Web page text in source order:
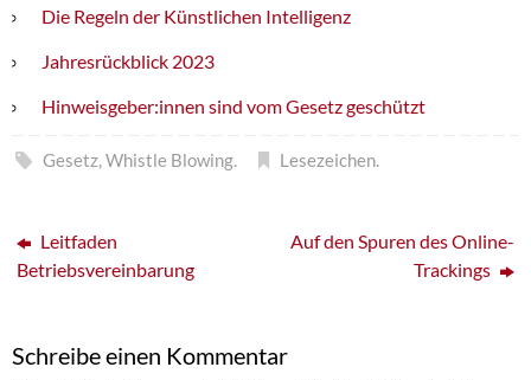
Die Regeln der Künstlichen Intelligenz
Jahresrückblick 2023
Hinweisgeber:innen sind vom Gesetz geschützt
Gesetz,Whistle Blowing. Lesezeichen.
Leitfaden
Betriebsvereinbarung
Auf den Spuren des Online-
Trackings
Schreibe einen Kommentar